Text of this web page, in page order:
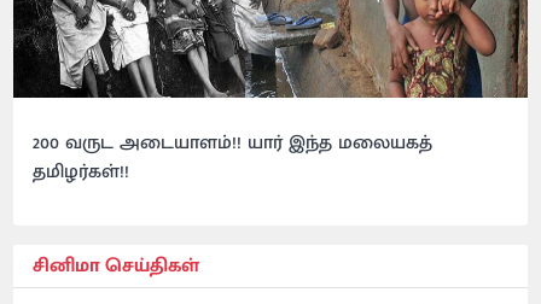
200 வருட அடையாளம்!! யார் இந்த மலையகத்
தமிழர்கள்!!
சினிமா செய்திகள்